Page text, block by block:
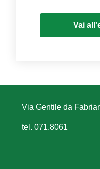
Vai
Via Gentile da
tel. 071.8061